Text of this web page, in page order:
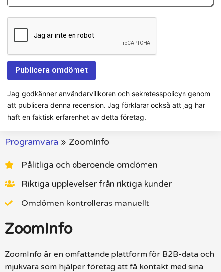
Jag godkänner användarvillkoren och sekretesspolicyn genom
att publicera denna recension. Jag förklarar också att jag har
haft en faktisk erfarenhet av detta företag.
Programvara » ZoomInfo
Pålitliga och oberoende omdömen
Riktiga upplevelser från riktiga kunder
Omdömen kontrolleras manuellt
ZoomInfo
ZoomInfo är en omfattande plattform för B2B-data och
mjukvara som hjälper företag att få kontakt med sina